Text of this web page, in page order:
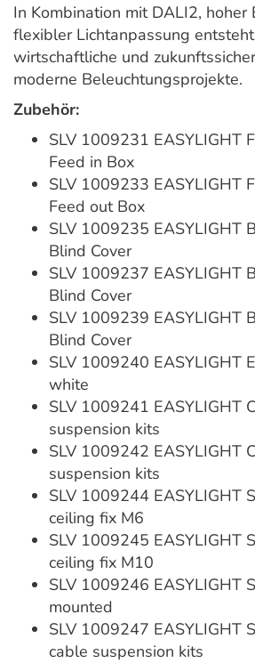
In Kombination mit DALI2, hoher
flexibler Lichtanpassung
wirtschaftliche und
moderne Beleuchtungsprojekte.
Zubehör:
SLV 1009231 EASYLIGHT
Feed in Box
SLV 1009233 EASYLIGHT
Feed out Box
SLV 1009235 EASYLIGHT
Blind Cover
SLV 1009237 EASYLIGHT
Blind Cover
SLV 1009239 EASYLIGHT
Blind Cover
SLV 1009240 EASYLIGHT
white
SLV 1009241 EASYLIGHT
suspension kits
SLV 1009242 EASYLIGHT
suspension kits
SLV 1009244 EASYLIGHT
ceiling fix M6
SLV 1009245 EASYLIGHT
ceiling fix M10
SLV 1009246 EASYLIGHT
mounted
SLV 1009247 EASYLIGHT
cable suspension kits